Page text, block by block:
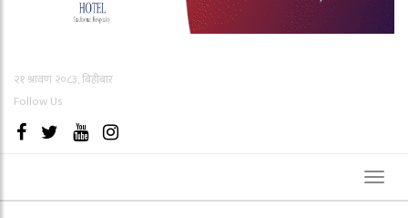
२१ श्रावण २०८३, बिहीबार
Follow Us